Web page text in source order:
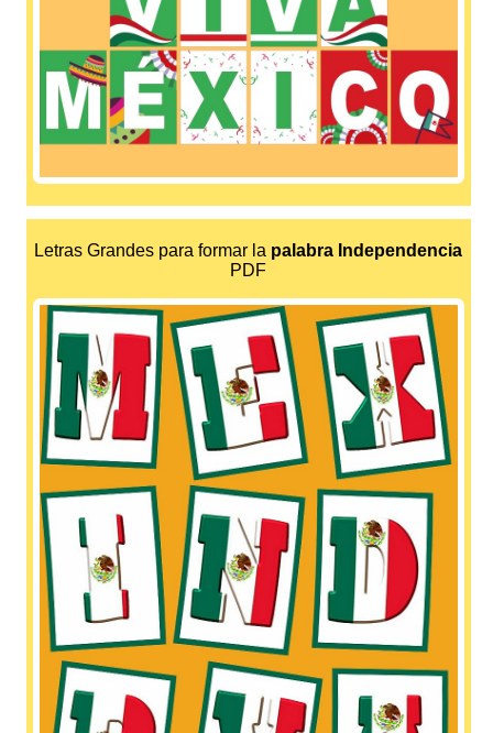
Letras Grandes para formar la palabra Independencia
PDF